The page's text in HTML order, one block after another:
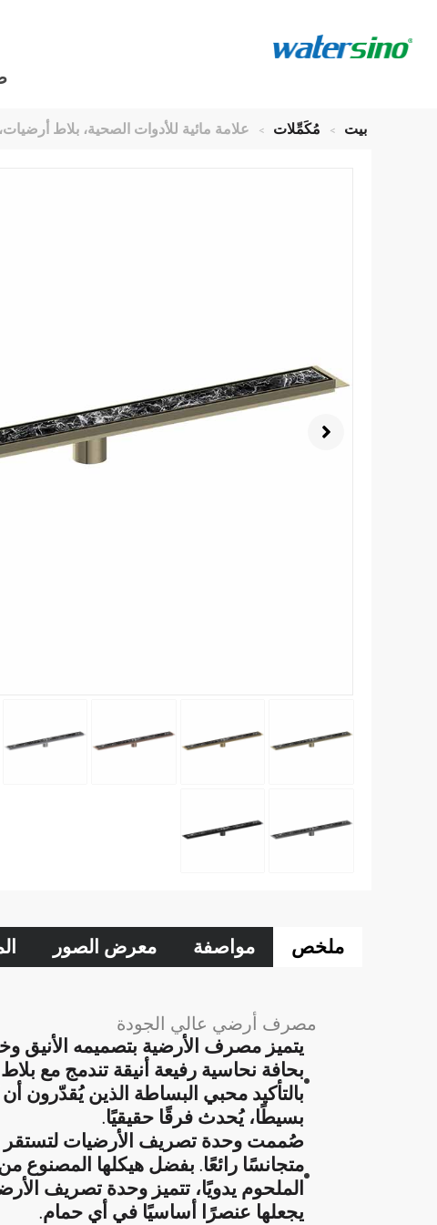
بيت > مُكَمِّلات > علامة مائية للأدوات الصحية، بلاط
ملخص مواصفة معرض الصور
مصرف أرضي عالي الجودة
يتميز مصرف الأرضية بتصميمه الأنيق
بحافة نحاسية رفيعة أنيقة تندمج مع
بالتأكيد محبي البساطة الذين يُقدّرون
بسيطًا، يُحدث فرقًا حقيقيًا.
صُممت وحدة تصريف الأرضيات لتستقر
متجانسًا رائعًا. بفضل هيكلها المصنوع
الملحوم يدويًا، تتميز وحدة تصريف
يجعلها عنصرًا أساسيًا في أي حمام.